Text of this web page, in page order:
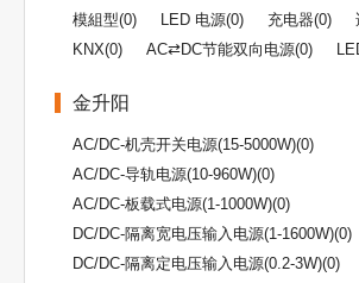
模組型(0)
LED 电源(0) 充电器(0)
KNX(0)
AC⇄DC节能双向电源(0)
金升阳
AC/DC-机壳开关电源(15-5000W)(0)
AC/DC-导轨电源(10-960W)(0)
AC/DC-板载式电源(1-1000W)(0)
DC/DC-隔离宽电压输入电源(1-1600W)(0)
DC/DC-隔离定电压输入电源(0.2-3W)(0)